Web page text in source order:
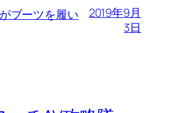
ブーツを履い
2019年9月
3日